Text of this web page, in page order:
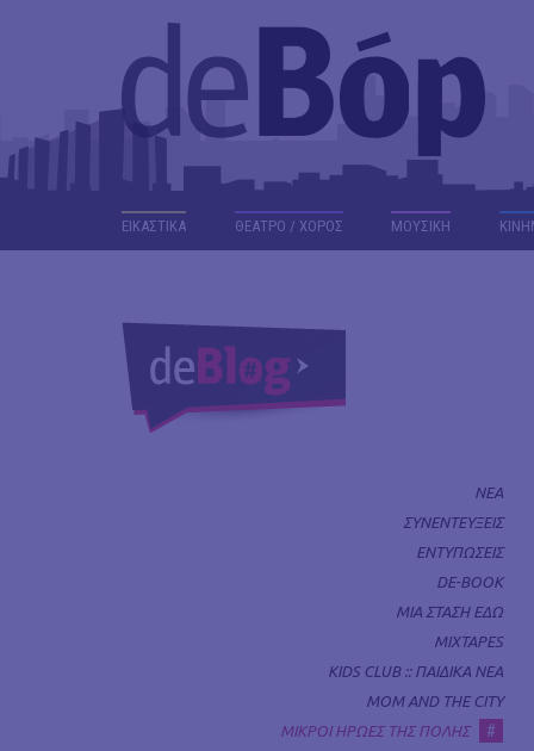
ΕΙΚΑΣΤΙΚΑ ΘΕΑΤΡΟ / ΧΟΡΟΣ ΜΟΥΣΙΚΗ
ΝΕΑ
ΣΥΝΕΝΤΕΥΞΕΙΣ
ΕΝΤΥΠΩΣΕΙΣ
DE-BOOK
ΜΙΑ ΣΤΑΣΗ ΕΔΩ
MIXTAPES
KIDS CLUB :: ΠΑΙΔΙΚΑ ΝΕΑ
MOM AND THE CITY
ΜΙΚΡΟΙ ΗΡΩΕΣ ΤΗΣ ΠΟΛΗΣ
#